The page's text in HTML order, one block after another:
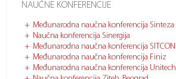
NAUČNE KONFERENCIJE
Međunarodna naučna konferencija Sinteza
Naučna konferencija Sinergija
Međunarodna naučna konferencija SITCON
Međunarodna naučna konferencija Finiz
Međunarodna naučna konferencija Unitech